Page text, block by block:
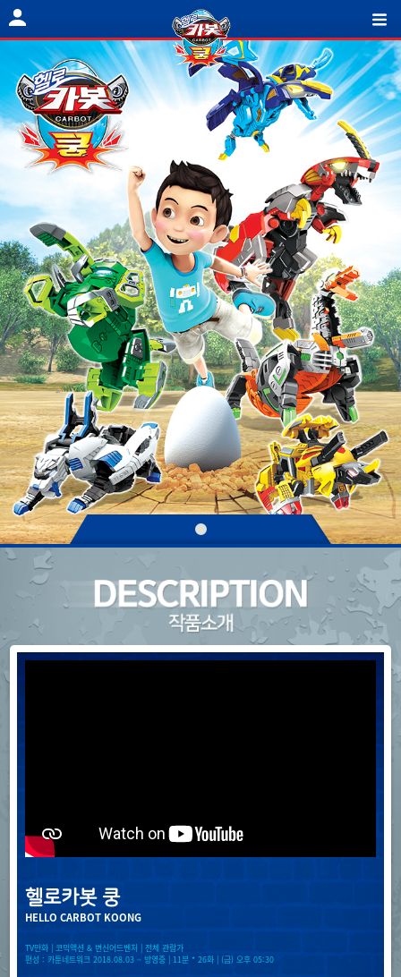
헬로카봇 쿵
HELLO CARBOT KOONG
TV만화 | 코믹액션 & 변신어드벤처 | 전체 관람가
편성 : 카툰네트워크 2018.08.03 ~ 방영중 | 11분 * 26화 | (금) 오후 05:30